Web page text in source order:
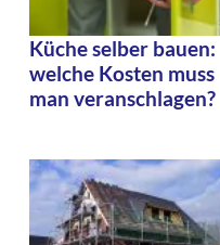
Küche selber bauen:
welche Kosten muss
man veranschlagen?